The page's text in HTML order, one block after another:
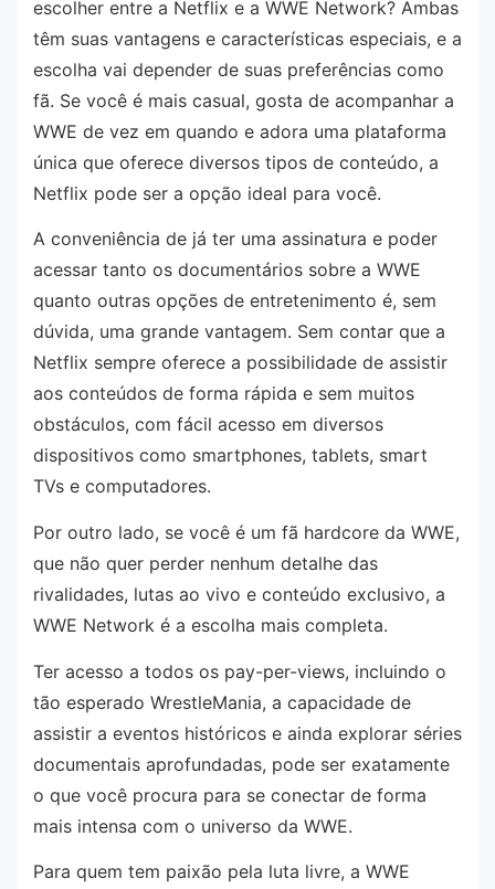
escolher entre a Netflix e a WWE Network? Ambas
têm suas vantagens e características especiais, e a
escolha vai depender de suas preferências como
fã. Se você é mais casual, gosta de acompanhar a
WWE de vez em quando e adora uma plataforma
única que oferece diversos tipos de conteúdo, a
Netflix pode ser a opção ideal para você.
A conveniência de já ter uma assinatura e poder
acessar tanto os documentários sobre a WWE
quanto outras opções de entretenimento é, sem
dúvida, uma grande vantagem. Sem contar que a
Netflix sempre oferece a possibilidade de assistir
aos conteúdos de forma rápida e sem muitos
obstáculos, com fácil acesso em diversos
dispositivos como smartphones, tablets, smart
TVs e computadores.
Por outro lado, se você é um fã hardcore da WWE,
que não quer perder nenhum detalhe das
rivalidades, lutas ao vivo e conteúdo exclusivo, a
WWE Network é a escolha mais completa.
Ter acesso a todos os pay-per-views, incluindo o
tão esperado WrestleMania, a capacidade de
assistir a eventos históricos e ainda explorar séries
documentais aprofundadas, pode ser exatamente
o que você procura para se conectar de forma
mais intensa com o universo da WWE.
Para quem tem paixão pela luta livre, a WWE